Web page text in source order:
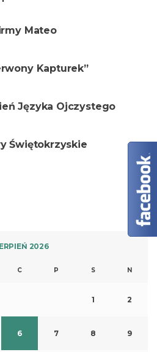
Mateo
Kapturek”
Języka Ojczystego
Świętokrzyskie
2026
C P S N
1 2
6 7 8 9